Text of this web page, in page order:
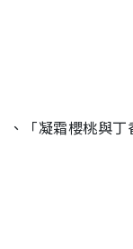
、
「凝霜櫻桃與